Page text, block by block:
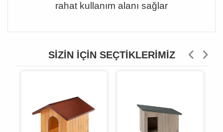
rahat kullanım alanı sağlar
SIZIN İÇIN SEÇTIKLERIMIZ